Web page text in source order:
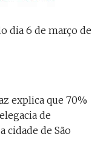
dia 6 de março de
explica que 70%
de
cidade de São